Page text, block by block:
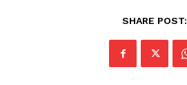
SHARE POST: